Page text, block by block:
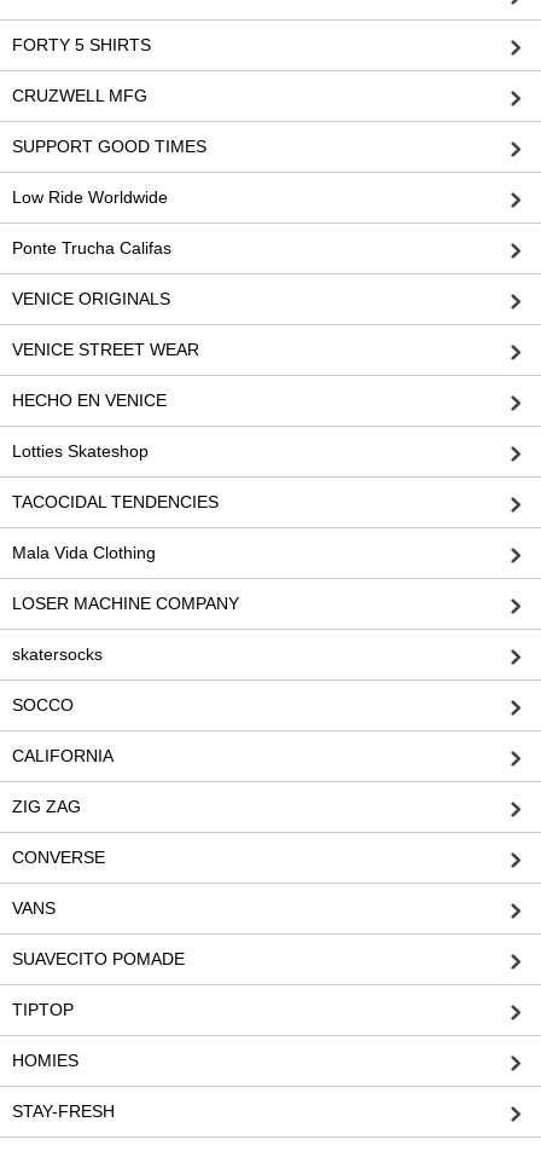
FORTY 5 SHIRTS
CRUZWELL MFG
SUPPORT GOOD TIMES
Low Ride Worldwide
Ponte Trucha Califas
VENICE ORIGINALS
VENICE STREET WEAR
HECHO EN VENICE
Lotties Skateshop
TACOCIDAL TENDENCIES
Mala Vida Clothing
LOSER MACHINE COMPANY
skatersocks
SOCCO
CALIFORNIA
ZIG ZAG
CONVERSE
VANS
SUAVECITO POMADE
TIPTOP
HOMIES
STAY-FRESH